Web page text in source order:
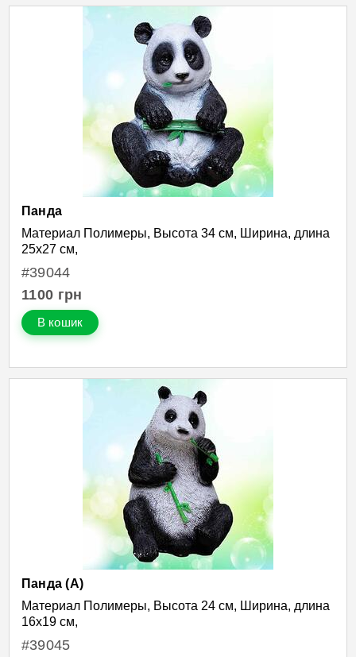
Панда
Материал Полимеры, Высота 34 см, Ширина, длина
25х27 см,
#39044
1100 грн
В кошик
Панда (А)
Материал Полимеры, Высота 24 см, Ширина, длина
16х19 см,
#39045